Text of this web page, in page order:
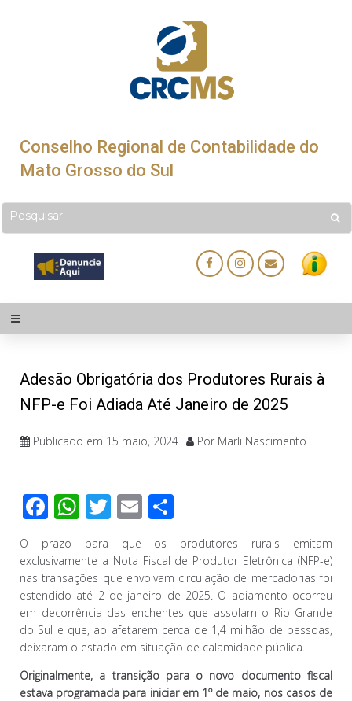
Conselho Regional de Contabilidade do
Mato Grosso do Sul
Adesão Obrigatória dos Produtores Rurais à
NFP-e Foi Adiada Até Janeiro de 2025
Publicado em 15 maio, 2024 Por Marli Nascimento
F
e
b
o
o
k
W
at
s
A
p
p
T
tt
er
E
ail m
p
ar
til
h
ar
O prazo para que os produtores rurais emitam
exclusivamente a Nota Fiscal de Produtor Eletrônica (NFP-e)
nas transações que envolvam circulação de mercadorias foi
estendido até 2 de janeiro de 2025. O adiamento ocorreu
em decorrência das enchentes que assolam o Rio Grande
do Sul e que, ao afetarem cerca de 1,4 milhão de pessoas,
deixaram o estado em situação de calamidade pública.
Originalmente, a transição para o novo documento fiscal
estava programada para iniciar em 1º de maio, nos casos de